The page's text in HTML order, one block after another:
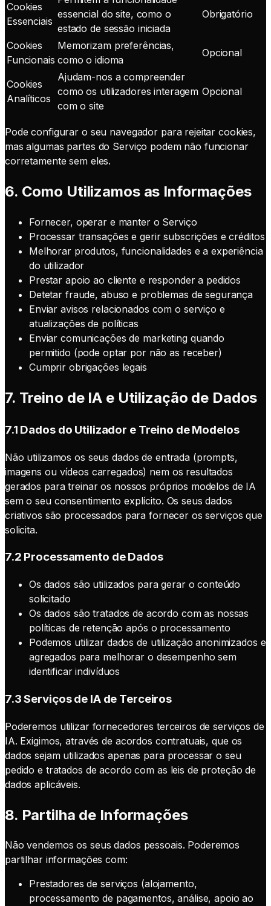
Cookies
Essenciais
essencial do site, como o
estado de sessão iniciada
Obrigatório
Cookies
Funcionais
Memorizam preferências,
como o idioma
Opcional
Cookies
Analíticos
Ajudam-nos a compreender
como os utilizadores interagem
com o site
Opcional
Pode configurar o seu navegador para rejeitar cookies,
mas algumas partes do Serviço podem não funcionar
corretamente sem eles.
6. Como Utilizamos as Informações
Fornecer, operar e manter o Serviço
Processar transações e gerir subscrições e créditos
Melhorar produtos, funcionalidades e a experiência
do utilizador
Prestar apoio ao cliente e responder a pedidos
Detetar fraude, abuso e problemas de segurança
Enviar avisos relacionados com o serviço e
atualizações de políticas
Enviar comunicações de marketing quando
permitido (pode optar por não as receber)
Cumprir obrigações legais
7. Treino de IA e Utilização de Dados
7.1 Dados do Utilizador e Treino de Modelos
Não utilizamos os seus dados de entrada (prompts,
imagens ou vídeos carregados) nem os resultados
gerados para treinar os nossos próprios modelos de IA
sem o seu consentimento explícito. Os seus dados
criativos são processados para fornecer os serviços que
solicita.
7.2 Processamento de Dados
Os dados são utilizados para gerar o conteúdo
solicitado
Os dados são tratados de acordo com as nossas
políticas de retenção após o processamento
Podemos utilizar dados de utilização anonimizados e
agregados para melhorar o desempenho sem
identificar indivíduos
7.3 Serviços de IA de Terceiros
Poderemos utilizar fornecedores terceiros de serviços de
IA. Exigimos, através de acordos contratuais, que os
dados sejam utilizados apenas para processar o seu
pedido e tratados de acordo com as leis de proteção de
dados aplicáveis.
8. Partilha de Informações
Não vendemos os seus dados pessoais. Poderemos
partilhar informações com:
Prestadores de serviços (alojamento,
processamento de pagamentos, análise, apoio ao